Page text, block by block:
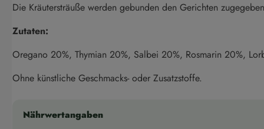
Die Kräutersträuße werden gebunden den Gerichten
Zutaten:
Oregano 20%, Thymian 20%, Salbei 20%, Rosmarin 20%,
Ohne künstliche Geschmacks- oder Zusatzstoffe.
Nährwertangaben